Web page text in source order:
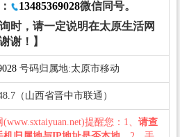
13485369028微信同号。
询时，请一定说明在太原生活网
谢！】
号码归属地:太原市移动
（山西省晋中市联通）
提醒您：1、 请查